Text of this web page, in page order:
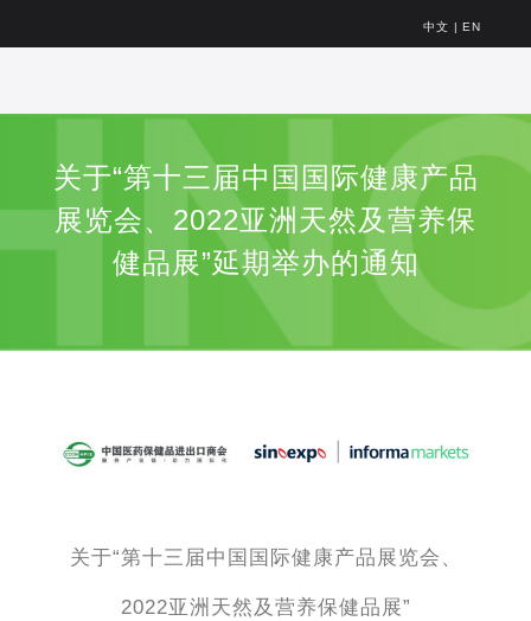
中文 | EN
关于“第十三届中国国际健康产品
展览会、2022亚洲天然及营养保
健品展”延期举办的通知
关于“第十三届中国国际健康产品展览会、
2022亚洲天然及营养保健品展”